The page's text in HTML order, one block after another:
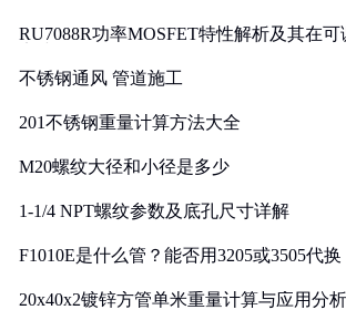
RU7088R功率MOSFET特性解析及其在
不锈钢通风 管道施工
201不锈钢重量计算方法大全
M20螺纹大径和小径是多少
1-1/4 NPT螺纹参数及底孔尺寸详解
F1010E是什么管？能否用3205或3505代换
20x40x2镀锌方管单米重量计算与应用分析